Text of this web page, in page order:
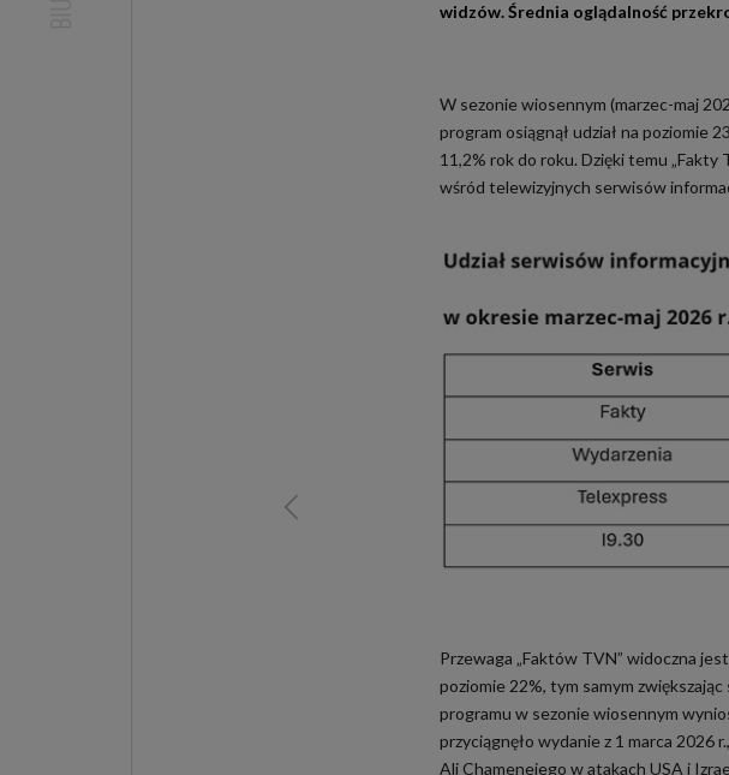
widzów. Średnia oglądalność
W sezonie wiosennym (marzec-maj
program osiągnął udział na poziomie
11,2% rok do roku. Dzięki temu
wśród telewizyjnych serwisów
Przewaga „Faktów TVN” widoczna
poziomie 22%, tym samym
programu w sezonie wiosennym
przyciągnęło wydanie z 1 marca 2026
Ali Chameneiego w atakach USA i